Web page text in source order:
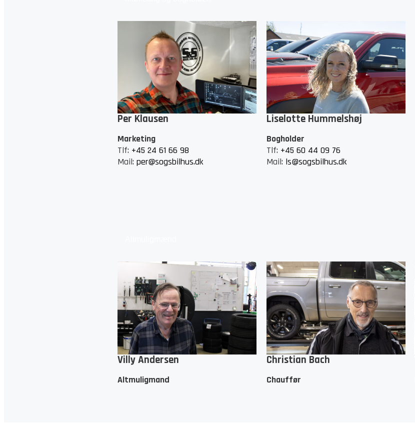
Per Klausen
Marketing
Tlf: +45 24 61 66 98
Mail: per@sogsbilhus.dk
Liselotte Hummelshøj
Bogholder
Tlf: +45 60 44 09 76
Mail: ls@sogsbilhus.dk
Villy Andersen
Altmuligmand
Christian Bach
Chauffør